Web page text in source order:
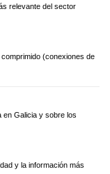
relevante del sector
(conexiones de
en Galicia y sobre los
y la información más